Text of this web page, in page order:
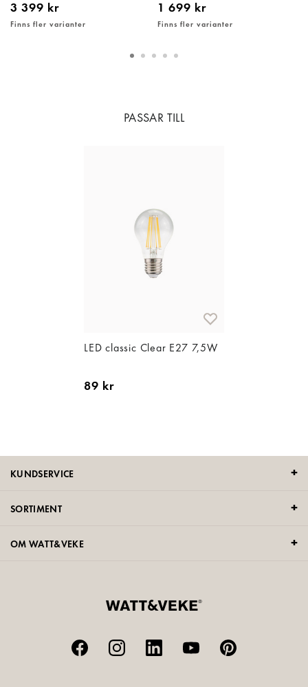
3 399 kr
Finns fler varianter
1 699 kr
Finns fler varianter
PASSAR TILL
LED classic Clear E27 7,5W
89 kr
KUNDSERVICE
SORTIMENT
OM WATT&VEKE